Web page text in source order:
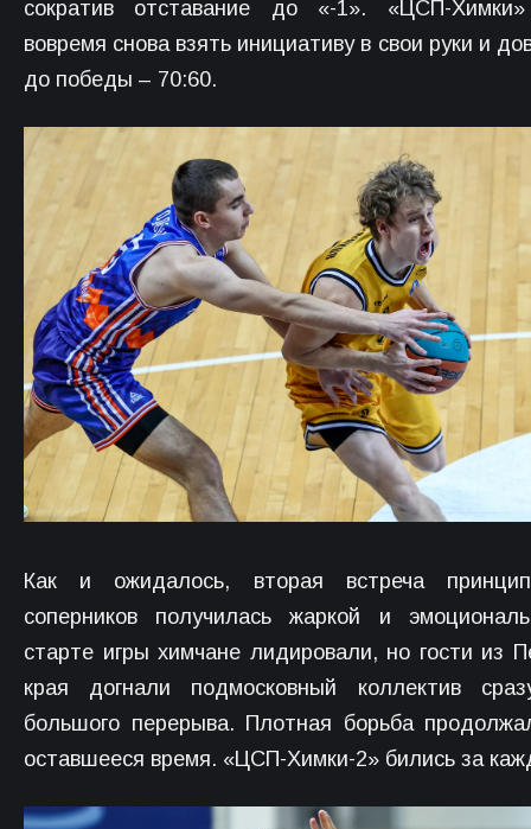
сократив отставание до «-1». «ЦСП-
вовремя снова взять инициативу в свои руки и
до победы – 70:60.
Как и ожидалось, вторая встреча
соперников получилась жаркой и
старте игры химчане лидировали, но гости из
края догнали подмосковный коллектив
большого перерыва. Плотная борьба
оставшееся время. «ЦСП-Химки-2» бились за